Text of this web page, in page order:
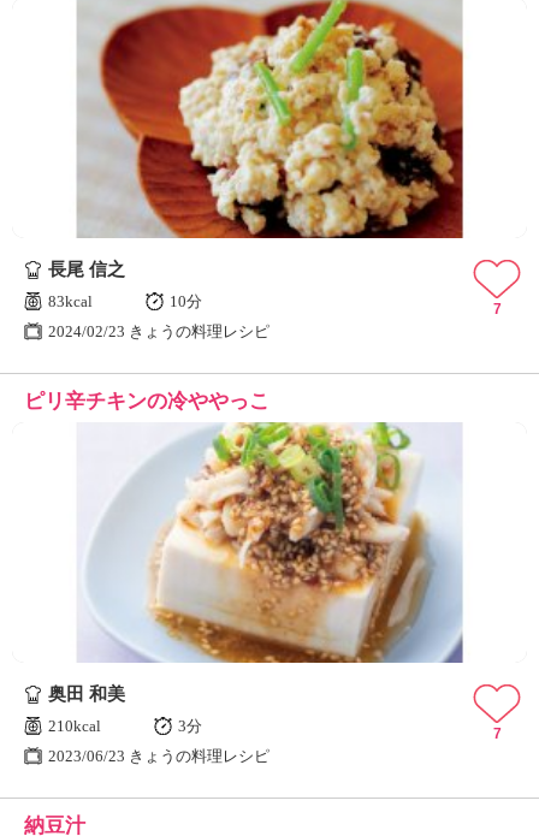
長尾 信之
83kcal
10分
2024/02/23 きょうの料理レシピ
7
ピリ辛チキンの冷ややっこ
奥田 和美
210kcal
3分
2023/06/23 きょうの料理レシピ
7
納豆汁